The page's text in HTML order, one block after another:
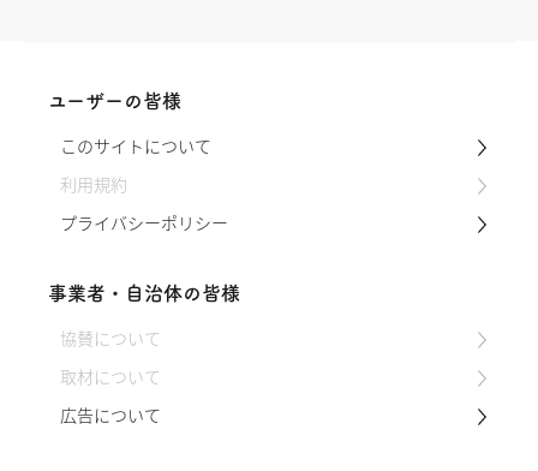
ユーザーの皆様
このサイトについて
利用規約
プライバシーポリシー
事業者・自治体の皆様
協賛について
取材について
広告について